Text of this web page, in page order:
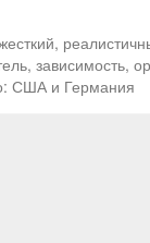
зависимость,
США и Германия